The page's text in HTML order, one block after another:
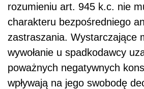
rozumieniu art. 945 k.c. nie
charakteru bezpośredniego
zastraszania. Wystarczające
wywołanie u spadkodawcy
poważnych negatywnych
wpływają na jego swobodę